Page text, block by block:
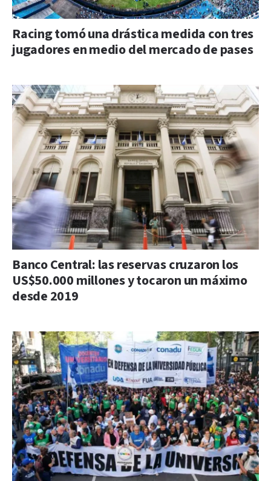
Racing tomó una drástica medida con tres
jugadores en medio del mercado de pases
Banco Central: las reservas cruzaron los
US$50.000 millones y tocaron un máximo
desde 2019